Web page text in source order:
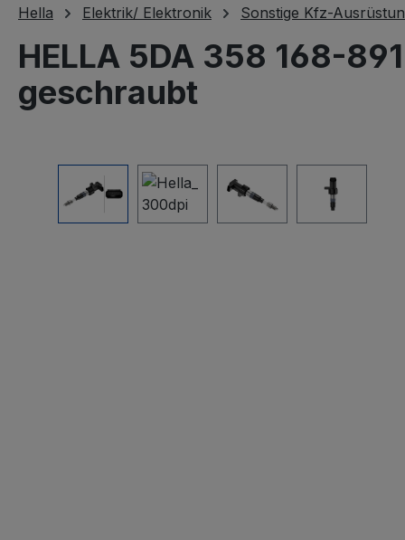
Hella Elektrik/ Elektronik Sonstige Kfz-
HELLA 5DA 358 168-
geschraubt
Bildergalerie überspringen